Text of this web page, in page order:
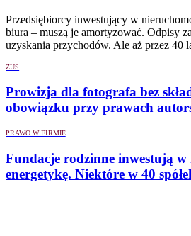
Przedsiębiorcy inwestujący w
biura – muszą je amortyzować. Odpisy
uzyskania przychodów. Ale aż przez 40
ZUS
Prowizja dla fotografa bez
obowiązku przy prawach
PRAWO W FIRMIE
Fundacje rodzinne inwestują w
energetykę. Niektóre w 40